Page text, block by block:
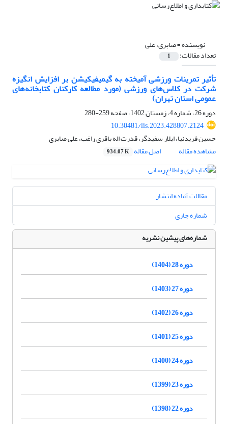
نویسنده =صابری، علی
تعداد مقالات: 1
تأثیر تمرینات ورزشی آمیخته به گیمیفیکیشن بر افزایش انگیزه
شرکت در کلاس‌های ورزشی (مورد مطالعه کارکنان کتابخانه‌های
عمومی استان تهران)
دوره 26، شماره 4، زمستان 1402، صفحه
259-280
10.30481/lis.2023.428807.2124
حسین فریدنیا، ایلار سفیدگر، قدرت اله باقری راغب، علی صابری
مشاهده مقاله
اصل مقاله 934.07 K
مقالات آماده انتشار
شماره جاری
شماره‌های پیشین نشریه
دوره 28 (1404)
دوره 27 (1403)
دوره 26 (1402)
دوره 25 (1401)
دوره 24 (1400)
دوره 23 (1399)
دوره 22 (1398)